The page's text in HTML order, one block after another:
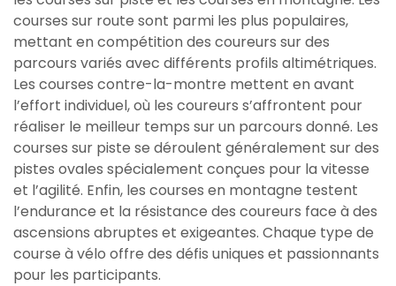
courses sur route sont parmi les plus populaires,
mettant en compétition des coureurs sur des
parcours variés avec différents profils altimétriques.
Les courses contre-la-montre mettent en avant
l’effort individuel, où les coureurs s’affrontent pour
réaliser le meilleur temps sur un parcours donné. Les
courses sur piste se déroulent généralement sur des
pistes ovales spécialement conçues pour la vitesse
et l’agilité. Enfin, les courses en montagne testent
l’endurance et la résistance des coureurs face à des
ascensions abruptes et exigeantes. Chaque type de
course à vélo offre des défis uniques et passionnants
pour les participants.